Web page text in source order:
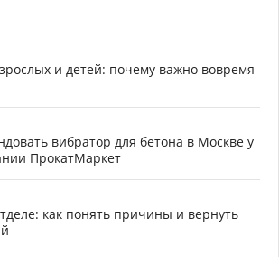
и детей: почему важно вовремя
вибратор для бетона в Москве у
ПрокатМаркет
как понять причины и вернуть